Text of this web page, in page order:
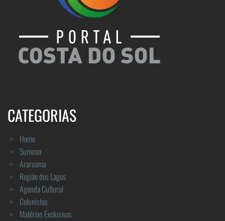
CATEGORIAS
Home
Summer
Araruama
Região dos Lagos
Agenda Cultural
Colunistas
Matérias Exclusivas